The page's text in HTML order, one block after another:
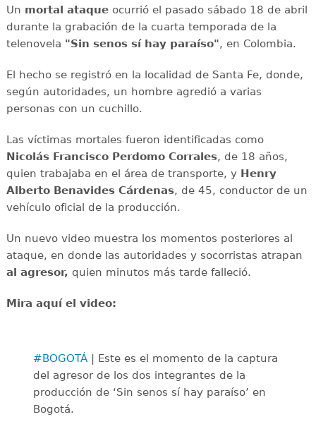
Un mortal ataqueocurrió el pasado sábado 18 de abril
durante la grabación de la cuarta temporada de la
telenovela "Sin senos sí hay paraíso", en Colombia.
El hecho se registró en la localidad de Santa Fe, donde,
según autoridades, un hombre agredió a varias
personas con un cuchillo.
Las víctimas mortales fueron identificadas como
Nicolás Francisco Perdomo Corrales, de 18 años,
quien trabajaba en el área de transporte, y Henry
Alberto Benavides Cárdenas, de 45, conductor de un
vehículo oficial de la producción.
Un nuevo video muestra los momentos posteriores al
ataque, en donde las autoridades y socorristas atrapan
al agresor, quien minutos más tarde falleció.
Mira aquí el video:
#BOGOTÁ | Este es el momento de la captura
del agresor de los dos integrantes de la
producción de ‘Sin senos sí hay paraíso’ en
Bogotá.